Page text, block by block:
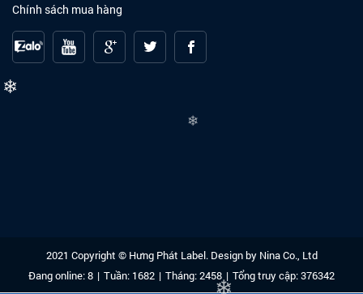
Chính sách mua hàng
2021 Copyright © Hưng Phát Label. Design by Nina Co., Ltd
Đang online: 8 | Tuần: 1682 | Tháng: 2458 | Tổng truy cập: 376342